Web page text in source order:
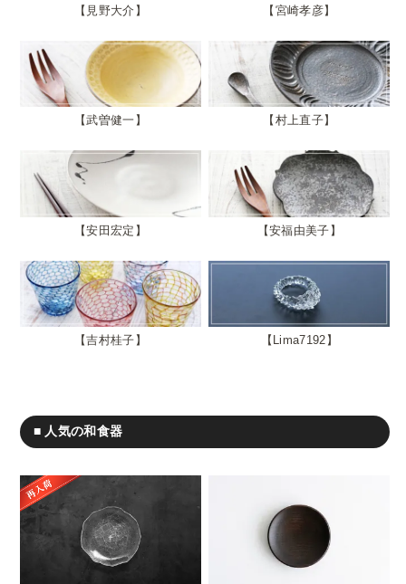
見野大介 宮崎孝彦
武曽健一 村上直子
安田宏定 安福由美子
吉村桂子 Lima7192
■ 人気の和食器